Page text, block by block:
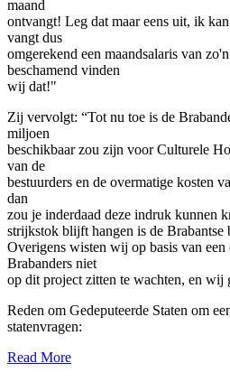
maand
ontvangt! Leg dat maar eens uit, ik
vangt dus
omgerekend een maandsalaris van
beschamend vinden
wij dat!"
Zij vervolgt: “Tot nu toe is de
miljoen
beschikbaar zou zijn voor Culturele
van de
bestuurders en de overmatige kosten
dan
zou je inderdaad deze indruk kunnen
strijkstok blijft hangen is de Brabantse
Overigens wisten wij op basis van een
Brabanders niet
op dit project zitten te wachten, en wij
Reden om Gedeputeerde Staten om
statenvragen:
Read More